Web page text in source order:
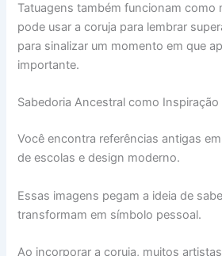
Tatuagens também funcionam como
pode usar a coruja para lembrar
para sinalizar um momento em que
importante.
Sabedoria Ancestral como
Você encontra referências antigas
de escolas e design moderno.
Essas imagens pegam a ideia de
transformam em símbolo pessoal.
Ao incorporar a coruja, muitos